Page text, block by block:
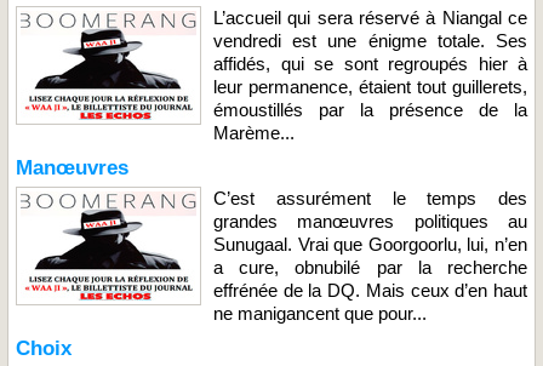
L’accueil qui sera réservé à Niangal ce
vendredi est une énigme totale. Ses
affidés, qui se sont regroupés hier à
leur permanence, étaient tout guillerets,
émoustillés par la présence de la
Marème...
Manœuvres
C’est assurément le temps des
grandes manœuvres politiques au
Sunugaal. Vrai que Goorgoorlu, lui, n’en
a cure, obnubilé par la recherche
effrénée de la DQ. Mais ceux d’en haut
ne manigancent que pour...
Choix